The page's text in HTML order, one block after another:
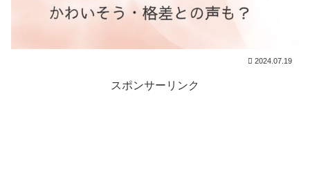
2024.07.19
スポンサーリンク